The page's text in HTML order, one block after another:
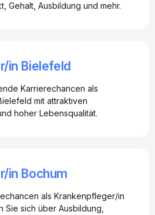
Gehalt, Ausbildung und mehr.
in Bielefeld
Karrierechancen als
mit attraktiven
hoher Lebensqualität.
in Bochum
als Krankenpfleger/in
Sie sich über Ausbildung,